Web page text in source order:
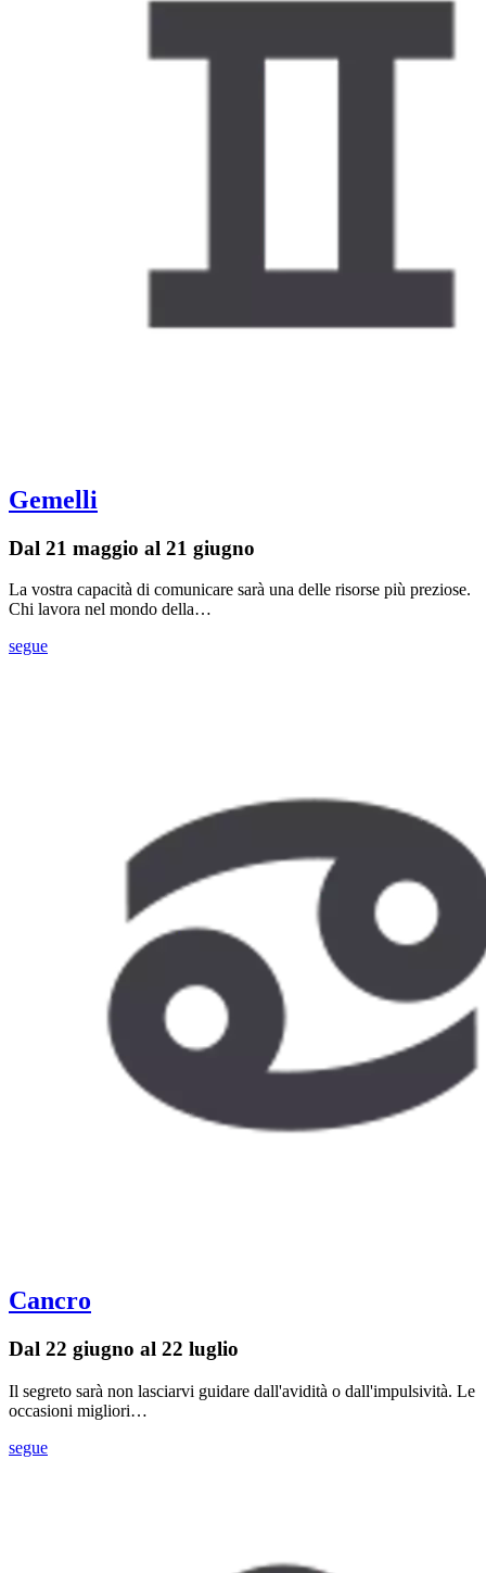
Gemelli
Dal 21 maggio al 21 giugno
La vostra capacità di comunicare sarà una delle risorse più preziose.
Chi lavora nel mondo della…
segue
Cancro
Dal 22 giugno al 22 luglio
Il segreto sarà non lasciarvi guidare dall'avidità o dall'impulsività. Le
occasioni migliori…
segue